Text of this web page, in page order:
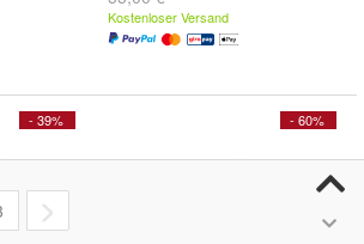
Kostenloser Versand
- 39% - 60%